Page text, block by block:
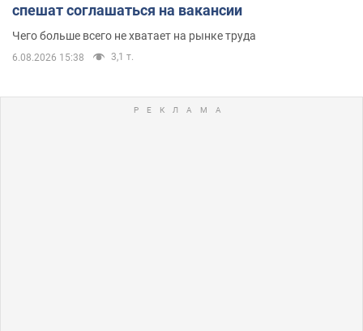
спешат соглашаться на вакансии
Чего больше всего не хватает на рынке труда
6.08.2026 15:38 3,1 т.